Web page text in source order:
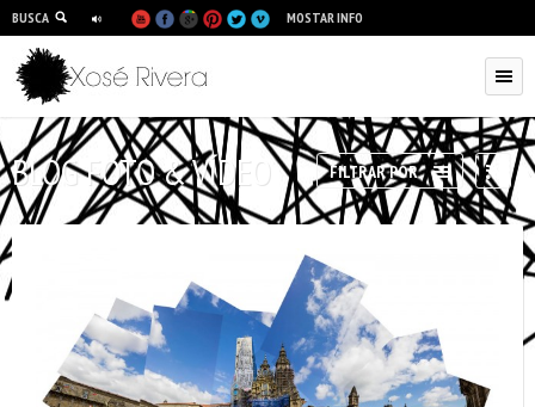
BUSCA MOSTAR INFO
BLOG FOTO & VÍDEO FILTRAR POR RSS